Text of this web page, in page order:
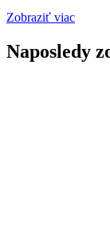
Zobraziť viac
Naposledy